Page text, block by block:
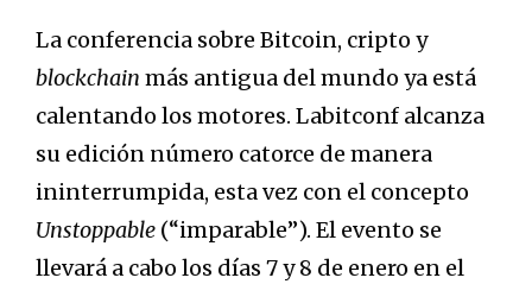
La conferencia sobre Bitcoin, cripto y
blockchain más antigua del mundo ya está
calentando los motores. Labitconf alcanza
su edición número catorce de manera
ininterrumpida, esta vez con el concepto
Unstoppable (“imparable”). El evento se
llevará a cabo los días 7 y 8 de enero en el